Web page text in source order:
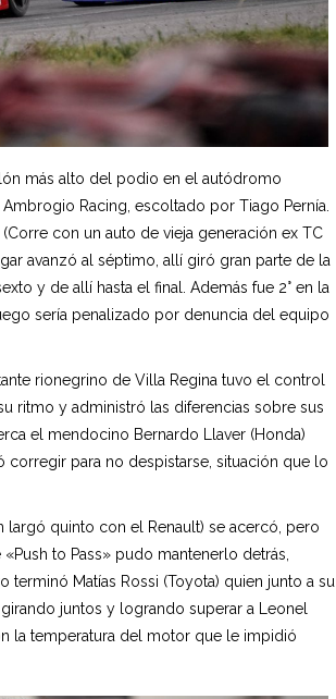
más alto del podio en el autódromo
Racing, escoltado por Tiago Pernía.
con un auto de vieja generación ex TC
avanzó al séptimo, allí giró gran parte de la
y de allí hasta el final. Además fue 2° en la
sería penalizado por denuncia del equipo
rionegrino de Villa Regina tuvo el control
ritmo y administró las diferencias sobre sus
el mendocino Bernardo Llaver (Honda)
corregir para no despistarse, situación que lo
quinto con el Renault) se acercó, pero
to Pass» pudo mantenerlo detrás,
Matías Rossi (Toyota) quien junto a su
juntos y logrando superar a Leonel
la temperatura del motor que le impidió